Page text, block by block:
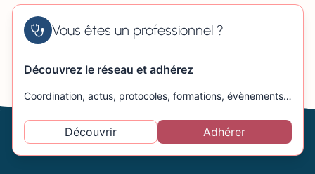
Vous êtes un professionnel ?
Découvrez le réseau et adhérez
Coordination, actus, protocoles, formations, évènements…
Découvrir Adhérer